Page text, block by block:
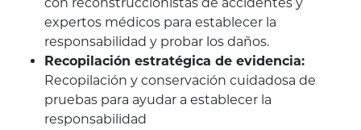
expertos médicos para establecer la
responsabilidad y probar los daños.
Recopilación estratégica de evidencia:
Recopilación y conservación cuidadosa de
pruebas para ayudar a establecer la
responsabilidad